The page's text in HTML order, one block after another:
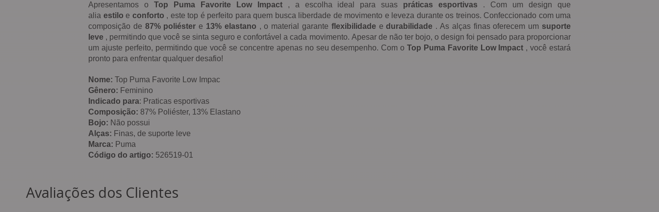
Apresentamos oTop Puma Favorite Low Impact, a escolha ideal para suaspráticas esportivas. Com um design que
aliaestiloeconforto, este top é perfeito para quem busca liberdade de movimento e leveza durante os treinos.Confeccionado com uma
composição de87% poliéstere13% elastano, o material garanteflexibilidadeedurabilidade. As alças finas oferecem umsuporte
leve, permitindo que você se sinta seguro e confortável a cada movimento.Apesar de não ter bojo, o design foi pensado para proporcionar
um ajuste perfeito, permitindo que você se concentre apenas no seu desempenho. Com oTop Puma Favorite Low Impact, você estar
pronto para enfrentar qualquer desafio!
Nome:Top Puma Favorite Low Impac
Gênero:Feminino
Indicado para: Praticas esportivas
Composição:87% Poliéster, 13% Elastano
Bojo:Não possui
Alças:Finas, de suporte leve
Marca:Puma
Código do artigo:526519-01
Avaliações dos Clientes